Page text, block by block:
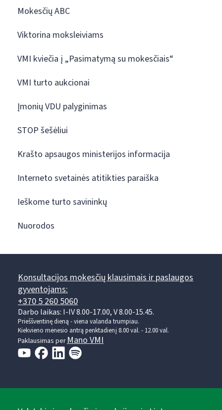
Mokesčių ABC
Viktorina moksleiviams
VMI kviečia į „Pasimatymą su mokesčiais“
VMI turto aukcionai
Įmonių VDU palyginimas
STOP šešėliui
Krašto apsaugos ministerijos informacija
Interneto svetainės atitikties paraiška
Ieškome turto savininkų
Nuorodos
Konsultacijos mokesčių klausimais ir paslaugos
gyventojams:
+370 5 260 5060
Darbo laikas: I-IV 8.00-17.00, V 8.00-15.45.
Prieššventinę dieną - viena valanda trumpiau.
Kiekvieno mėnesio antrą penktadienį 8.00 val. - 12.00 val.
Paklausimas perMano VMI